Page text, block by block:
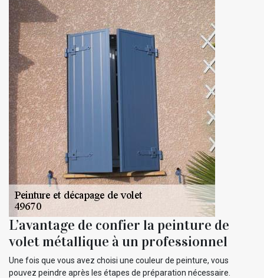
L’avantage de confier la peinture de
volet métallique à un professionnel
Une fois que vous avez choisi une couleur de peinture, vous
pouvez peindre après les étapes de préparation nécessaire.